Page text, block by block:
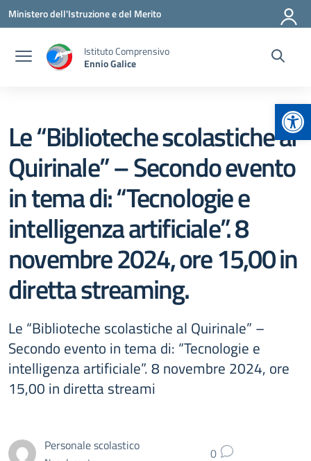
Vai ai contenuti
Vai al menu di navigazione
Vai al footer
Ministero dell'Istruzione e del Merito
Istituto Comprensivo
Ennio Galice
Le “Biblioteche scolastiche al
Quirinale” – Secondo evento
in tema di: “Tecnologie e
intelligenza artificiale”. 8
novembre 2024, ore 15,00 in
diretta streaming.
Le “Biblioteche scolastiche al Quirinale” –
Secondo evento in tema di: “Tecnologie e
intelligenza artificiale”. 8 novembre 2024, ore
15,00 in diretta streami
Personale scolastico
0